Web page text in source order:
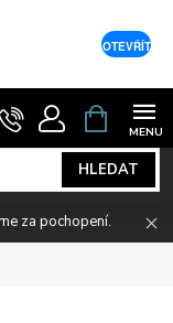
HLEDAT
NÁKUPNÍ
KOŠÍK
za pochopení.
OTEVŘÍT